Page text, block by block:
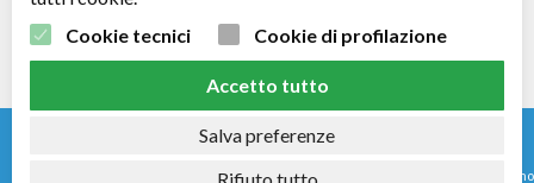
© 2024 - Nomi e immagini di sistemi e prodotti che appaiono su questo sito sono
Cookie tecnici
Cookie di profilazione
Accetto tutto
Salva preferenze